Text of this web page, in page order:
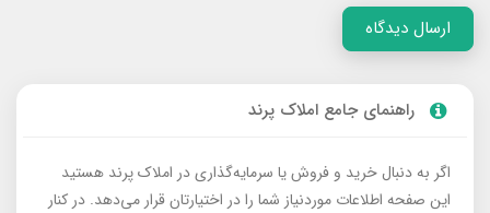
ارسال دیدگاه
راهنمای جامع املاک پرند
اگر به دنبال خرید و فروش یا سرمایه‌گذاری در املاک پرند هستید
این صفحه اطلاعات موردنیاز شما را در اختیارتان قرار می‌دهد. در کنار